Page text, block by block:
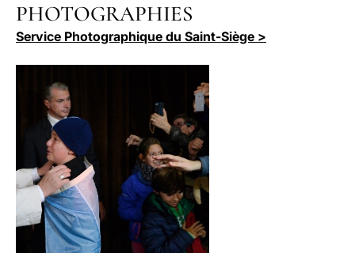
PHOTOGRAPHIES
Service Photographique du Saint-Siège >